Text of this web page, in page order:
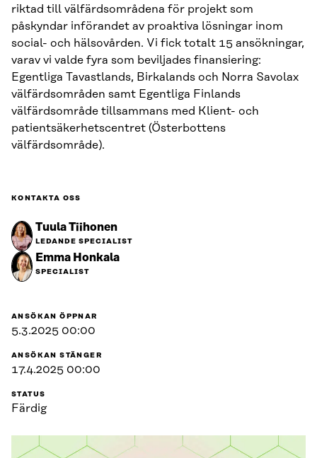
riktad till välfärdsområdena för projekt som
påskyndar införandet av proaktiva lösningar inom
social- och hälsovården. Vi fick totalt 15 ansökningar,
varav vi valde fyra som beviljades finansiering:
Egentliga Tavastlands, Birkalands och Norra Savolax
välfärdsområden samt Egentliga Finlands
välfärdsområde tillsammans med Klient- och
patientsäkerhetscentret (Österbottens
välfärdsområde).
KONTAKTA OSS
Tuula Tiihonen
LEDANDE SPECIALIST
Emma Honkala
SPECIALIST
ANSÖKAN ÖPPNAR
5.3.2025 00:00
ANSÖKAN STÄNGER
17.4.2025 00:00
STATUS
Färdig